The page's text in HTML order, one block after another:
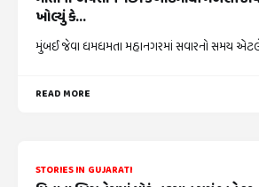
ખોલ્યું કે...
મુંબઈ જેવા ધમધમતા મહાનગરમાં સવારનો સમય
READ MORE
STORIES IN GUJARATI